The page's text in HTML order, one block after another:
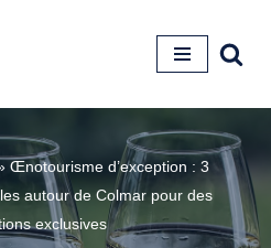
Œnotourisme d’exception : 3
autour de Colmar pour des
exclusives